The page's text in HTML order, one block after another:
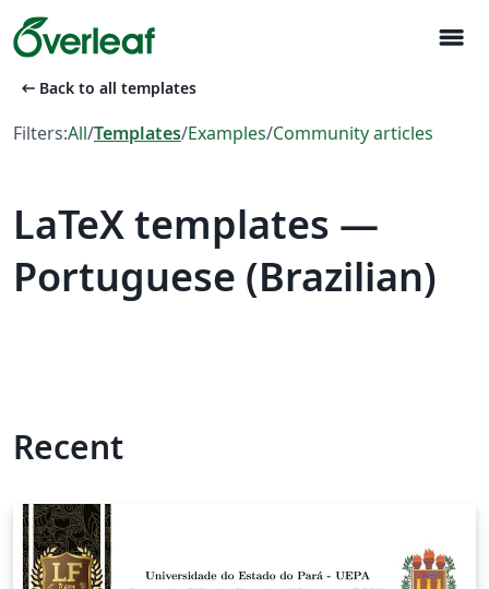
menu
arrow_left_alt Back to all templates
Filters:All/Templates/Examples/Community articles
LaTeX templates —
Portuguese (Brazilian)
Recent